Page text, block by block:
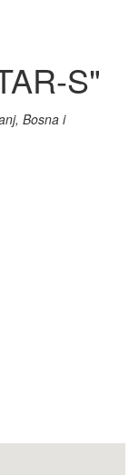
S"
Bosna i